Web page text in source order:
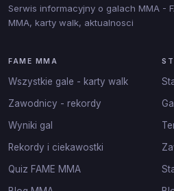
Serwis informacyjny o galach MMA -
MMA, karty walk, aktualnosci
FAME MMA
Wszystkie gale - karty walk
Zawodnicy - rekordy
Wyniki gal
Rekordy i ciekawostki
Quiz FAME MMA